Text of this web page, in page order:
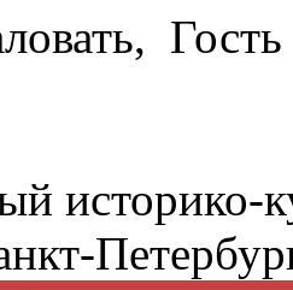
Гость
историко-